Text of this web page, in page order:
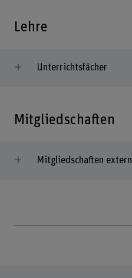
Lehre
Unterrichtsfächer
Mitgliedschaften
Mitgliedschaften extern